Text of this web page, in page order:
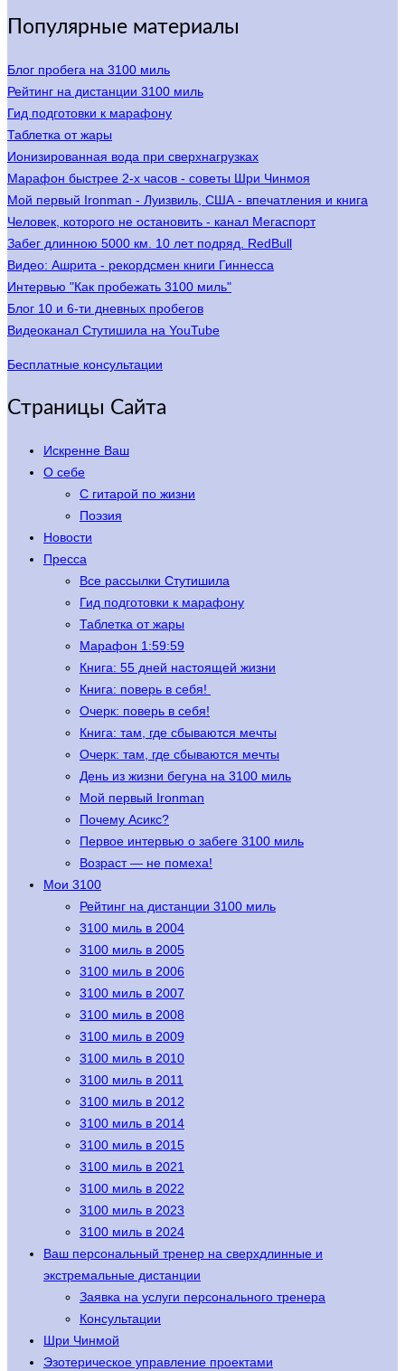
Популярные материалы
Блог пробега на 3100 миль
Рейтинг на дистанции 3100 миль
Гид подготовки к марафону
Таблетка от жары
Ионизированная вода при сверхнагрузках
Марафон быстрее 2-х часов - советы Шри Чинмоя
Мой первый Ironman - Луизвиль, США - впечатления и книга
Человек, которого не остановить - канал Мегаспорт
Забег длинною 5000 км. 10 лет подряд. RedBull
Видео: Ашрита - рекордсмен книги Гиннесса
Интервью "Как пробежать 3100 миль"
Блог 10 и 6-ти дневных пробегов
Видеоканал Стутишила на YouTube
Бесплатные консультации
Страницы Сайта
Искренне Ваш
О себе
С гитарой по жизни
Поэзия
Новости
Пресса
Все рассылки Стутишила
Гид подготовки к марафону
Таблетка от жары
Марафон 1:59:59
Книга: 55 дней настоящей жизни
Книга: поверь в себя!
Очерк: поверь в себя!
Книга: там, где сбываются мечты
Очерк: там, где сбываются мечты
День из жизни бегуна на 3100 миль
Мой первый Ironman
Почему Асикс?
Первое интервью о забеге 3100 миль
Возраст — не помеха!
Мои 3100
Рейтинг на дистанции 3100 миль
3100 миль в 2004
3100 миль в 2005
3100 миль в 2006
3100 миль в 2007
3100 миль в 2008
3100 миль в 2009
3100 миль в 2010
3100 миль в 2011
3100 миль в 2012
3100 миль в 2014
3100 миль в 2015
3100 миль в 2021
3100 миль в 2022
3100 миль в 2023
3100 миль в 2024
Ваш персональный тренер на сверхдлинные и
экстремальные дистанции
Заявка на услуги персонального тренера
Консультации
Шри Чинмой
Эзотерическое управление проектами